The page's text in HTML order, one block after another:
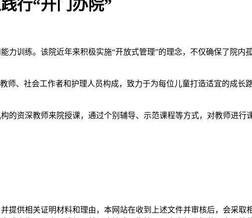
行“开门办院”
训练。该院近年来积极实施“开放式管理”的理念，不仅确保了院内
、社会工作者和护理人员构成，致力于为每位儿童打造适宜的成长
的资深教师来院授课，通过个别辅导、示范课程等方式，对教师进行
供相关证明材料和理由，本网站在收到上述文件并审核后，会采取